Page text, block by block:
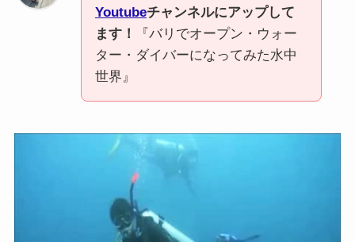
Youtubeチャンネルにアップして
ます！
『バリでオープン・ウォー
ター・ダイバーになってみた水中
世界』